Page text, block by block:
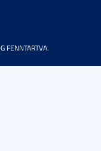
FENNTARTVA.